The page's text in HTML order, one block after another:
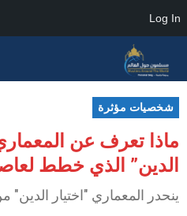
شخصيات مؤثرة
ماذا تعرف عن
الدين” الذي خطط
ينحدر المعماري "اختيار
Log In